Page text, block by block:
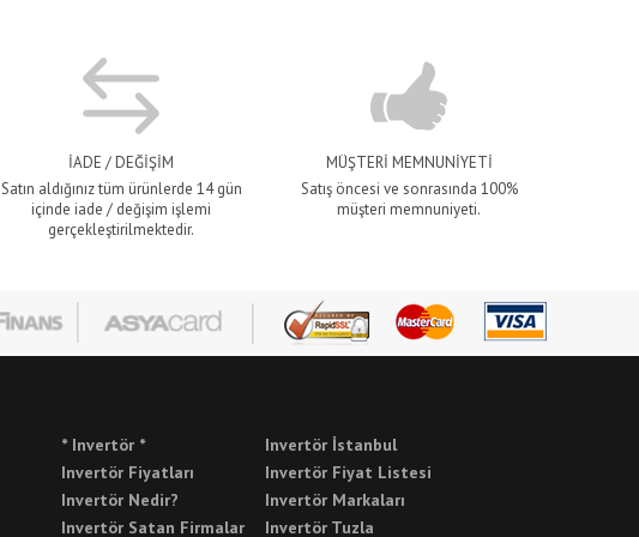
İADE / DEĞİŞİM
Satın aldığınız tüm ürünlerde 14 gün
içinde iade / değişim işlemi
gerçekleştirilmektedir.
MÜŞTERİ MEMNUNİYETİ
Satış öncesi ve sonrasında 100%
müşteri memnuniyeti.
* Invertör *
Invertör Fiyatları
Invertör Nedir?
Invertör Satan Firmalar
Invertör İstanbul
Invertör Fiyat Listesi
Invertör Markaları
Invertör Tuzla